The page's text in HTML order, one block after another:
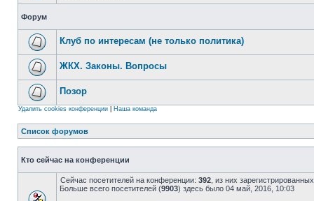
Форум
Клуб по интересам (не только политика)
ЖКХ. Законы. Вопросы
Позор
Удалить cookies конференции Наша команда
Список форумов
Кто сейчас на конференции
Сейчас посетителей на конференции: 392 , из них
Больше всего посетителей (9903) здесь было 04 май, 2016, 10:03